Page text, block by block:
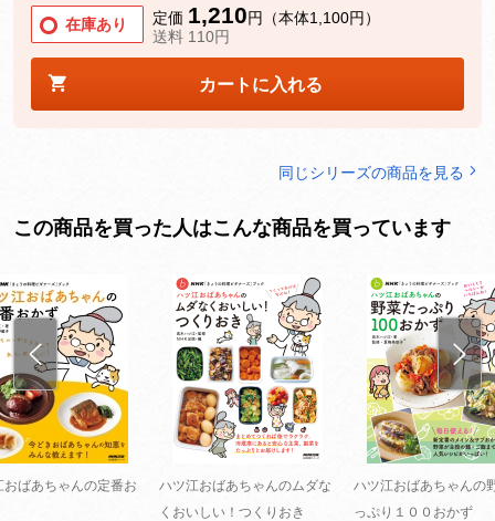
在庫あり 定価 1,210円（本体1,100円）
送料 110円
カートに入れる
同じシリーズの商品を見る
この商品を買った人はこんな商品を買っています
おばあちゃんの定番お
ハツ江おばあちゃんのムダな
くおいしい！つくりおき
ハツ江おばあちゃんの
っぷり１００おかず